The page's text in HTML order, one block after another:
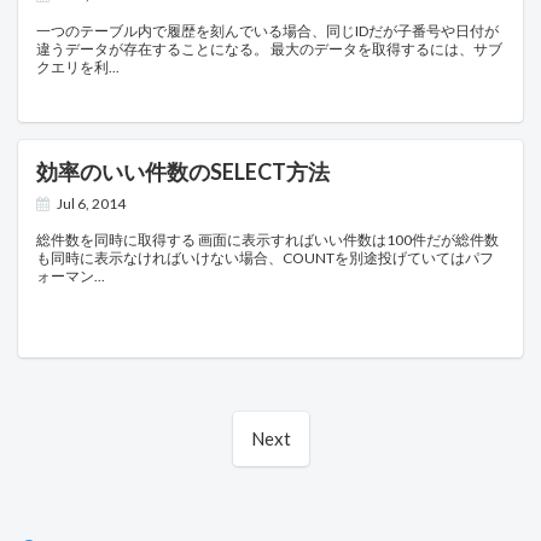
一つのテーブル内で履歴を刻んでいる場合、同じIDだが子番号や日付が
違うデータが存在することになる。 最大のデータを取得するには、サブ
クエリを利
効率のいい件数のSELECT方法
Jul 6, 2014
総件数を同時に取得する 画面に表示すればいい件数は100件だが総件数
も同時に表示なければいけない場合、COUNTを別途投げていてはパフ
ォーマン
Next